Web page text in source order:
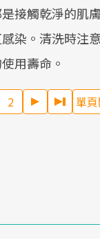
接觸乾淨的肌
染。清洗時注
用壽命。
2 單